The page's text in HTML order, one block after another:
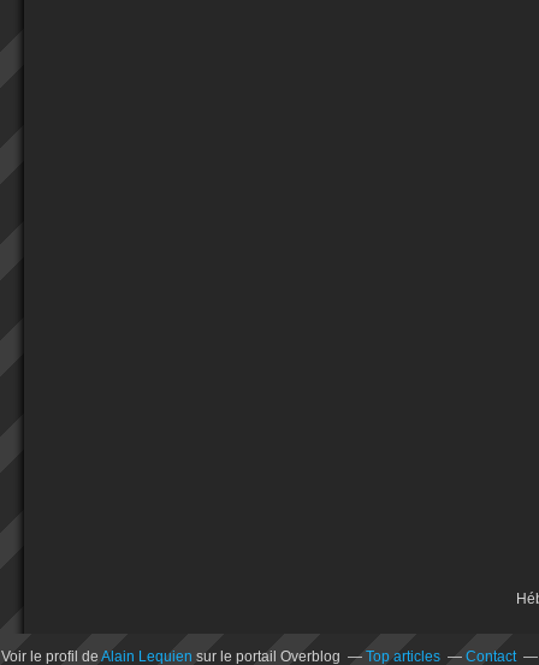
Voir le profil de Alain Lequien sur le portail Overblog Top articles Contact